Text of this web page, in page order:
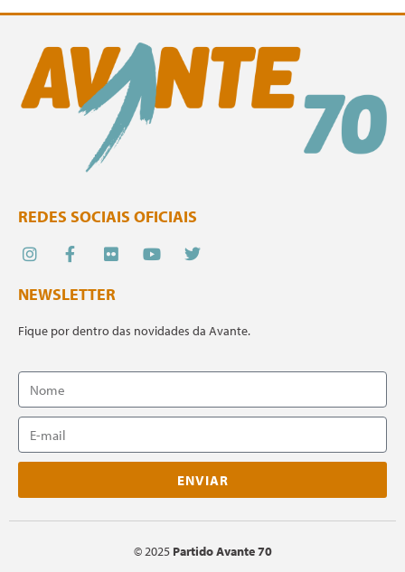
REDES SOCIAIS OFICIAIS
NEWSLETTER
Fique por dentro das novidades da Avante.
ENVIAR
©2025Partido Avante 70